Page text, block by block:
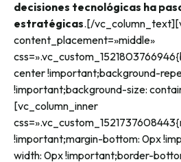
decisiones tecnológicas ha
estratégicas.[/
content_placement=»middle»
center !important;background-
!important;background-size:
[vc_column_inner
!important;margin-bottom: 0px
width: 0px !important;border-